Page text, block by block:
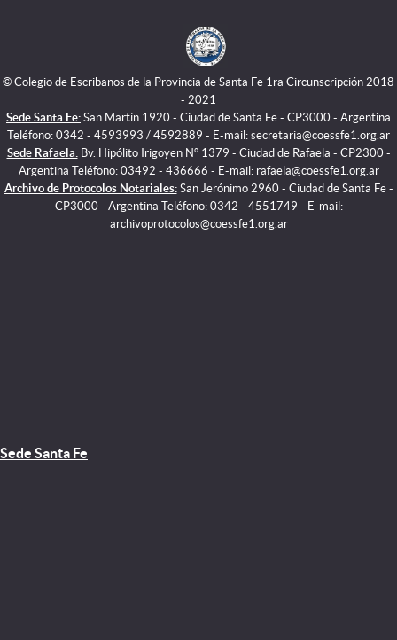
© Colegio de Escribanos de la Provincia de Santa Fe 1ra Circunscripción 2018
- 2021
Sede Santa Fe: San Martín 1920 - Ciudad de Santa Fe - CP3000 - Argentina
Teléfono: 0342 - 4593993 / 4592889 - E-mail: secretaria@coessfe1.org.ar
Sede Rafaela:Bv. Hipólito Irigoyen N° 1379 - Ciudad de Rafaela - CP2300 -
Argentina Teléfono: 03492 - 436666 - E-mail: rafaela@coessfe1.org.ar
Archivo de Protocolos Notariales:San Jerónimo 2960 - Ciudad de Santa Fe -
CP3000 - Argentina Teléfono: 0342 - 4551749 - E-mail:
archivoprotocolos@coessfe1.org.ar
Sede Santa Fe